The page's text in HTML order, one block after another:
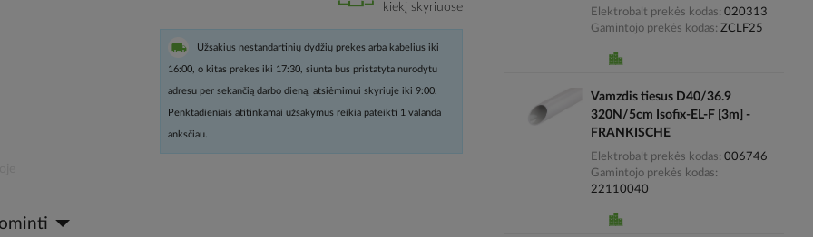
kiekį skyriuose
Užsakius nestandartinių dydžių prekes arba kabelius iki
16:00, o kitas prekes iki 17:30, siunta bus pristatyta nurodytu
adresu per sekančią darbo dieną, atsiėmimui skyriuje iki 9:00.
Penktadieniais atitinkamai užsakymus reikia pateikti 1 valanda
anksčiau.
Elektrobalt prekės kodas 020313
Gamintojo prekės kodas ZCLF25
Vamzdis tiesus D40/36.9
320N/5cm Isofix-EL-F [3m] -
FRANKISCHE
Elektrobalt prekės kodas 006746
Gamintojo prekės kodas
22110040